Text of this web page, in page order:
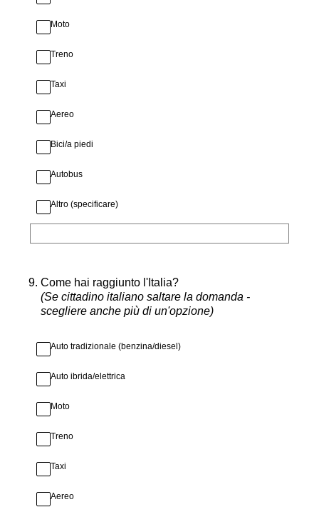
Moto
Treno
Taxi
Aereo
Bici/a piedi
Autobus
Altro (specificare)
9. Come hai raggiunto l'Italia?
(Se cittadino italiano saltare la domanda -
scegliere anche più di un'opzione)
Auto tradizionale (benzina/diesel)
Auto ibrida/elettrica
Moto
Treno
Taxi
Aereo